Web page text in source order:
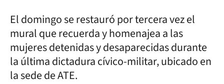
El domingo se restauró por tercera vez el
mural que recuerda y homenajea a las
mujeres detenidas y desaparecidas durante
la última dictadura cívico-militar, ubicado en
la sede de ATE.